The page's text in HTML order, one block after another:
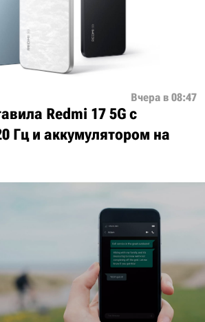
Вчера в 08:47
Redmi 17 5G с
Гц и аккумулятором на